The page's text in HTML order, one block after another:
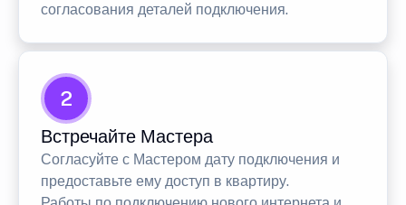
согласования деталей подключения.
2
Встречайте Мастера
Согласуйте с Мастером дату подключения и
предоставьте ему доступ в квартиру.